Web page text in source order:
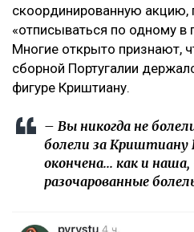
скоординированную акцию,
«отписываться по одному в
Многие открыто признают,
сборной Португалии
фигуре Криштиану.
– Вы никогда не
болели за Криштиану
окончена... как и
разочарованные